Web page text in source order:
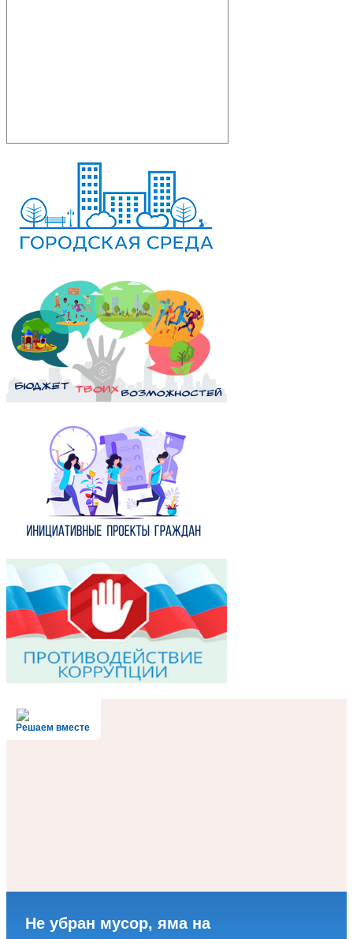
Решаем вместе
Не убран мусор, яма на